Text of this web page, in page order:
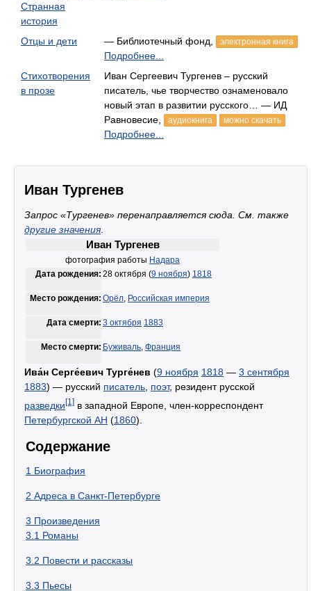
Странная
история
Отцы и дети — Библиотечный фонд, электронная книга
Подробнее...
Стихотворения
в прозе
Иван Сергеевич Тургенев – русский
писатель, чье творчество ознаменовало
новый этап в развитии русского… — ИД
Равновесие,
аудиокнига можно скачать
Подробнее...
Иван Тургенев
Запрос «Тургенев» перенаправляется сюда. Cм. также
другие значения.
Иван Тургенев
фотография работы Надара
Дата рождения: 28 октября (9 ноября) 1818
Место рождения: Орёл, Российская империя
Дата смерти: 3 октября 1883
Место смерти: Буживаль, Франция
Ива́н Серге́евич Турге́нев (9 ноября 1818 — 3 сентября
1883) — русский писатель поэт, резидент русской
разведки[1] в западной Европе, член-корреспондент
Петербургской АН (1860).
Содержание
1 Биография
2 Адреса в Санкт-Петербурге
3 Произведения
3.1 Романы
3.2 Повести и рассказы
3.3 Пьесы